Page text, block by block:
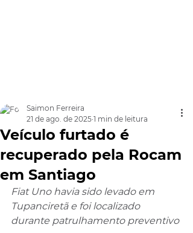
Veículo furtado é
recuperado pela Rocam
em Santiago
Saimon Ferreira
21 de ago. de 2025 1 min de leitura
Fiat Uno havia sido levado em
Tupanciretã e foi localizado
durante patrulhamento preventivo